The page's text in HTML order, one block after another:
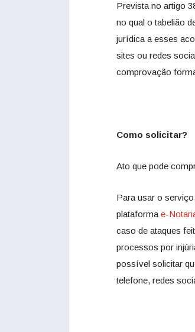
Prevista no artigo
no qual o tabelião
jurídica a esses
sites ou redes
comprovação
Como solicitar?
Ato que pode
Para usar o
plataforma e-
caso de ataques
processos por
possível solicitar
telefone, redes